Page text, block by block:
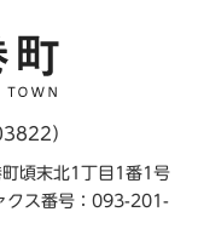
）
頃末北1丁目1番1号
ス番号：093-201-